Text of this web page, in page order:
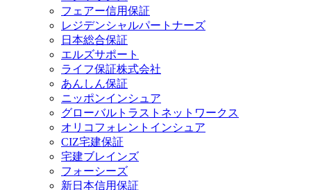
フェアー信用保証
レジデンシャルパートナーズ
日本総合保証
エルズサポート
ライフ保証株式会社
あんしん保証
ニッポンインシュア
グローバルトラストネットワークス
オリコフォレントインシュア
CIZ宅建保証
宅建ブレインズ
フォーシーズ
新日本信用保証